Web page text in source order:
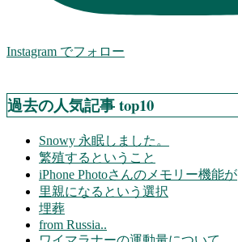
Instagram でフォロー
過去の人気記事 top10
Snowy 永眠しました。
繁殖するということ
iPhone Photoさんのメモリー機能が
里親になるという選択
埋葬
from Russia..